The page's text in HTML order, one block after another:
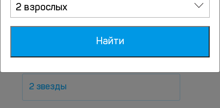
По звездности
2 звезды
2 взрослых
Найти